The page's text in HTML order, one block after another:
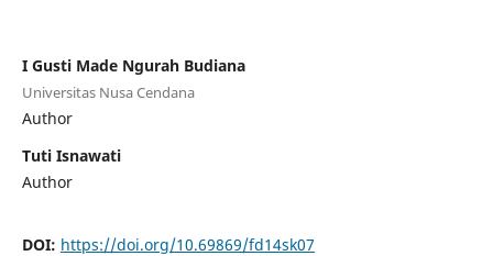
I Gusti Made Ngurah Budiana
Universitas Nusa Cendana
Author
Tuti Isnawati
Author
DOI: https://doi.org/10.69869/fd14sk07